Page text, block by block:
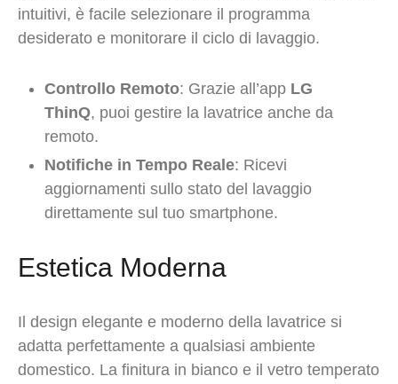
intuitivi, è facile selezionare il programma
desiderato e monitorare il ciclo di lavaggio.
Controllo Remoto: Grazie all’app LG
ThinQ, puoi gestire la lavatrice anche da
remoto.
Notifiche in Tempo Reale: Ricevi
aggiornamenti sullo stato del lavaggio
direttamente sul tuo smartphone.
Estetica Moderna
Il design elegante e moderno della lavatrice si
adatta perfettamente a qualsiasi ambiente
domestico. La finitura in bianco e il vetro temperato